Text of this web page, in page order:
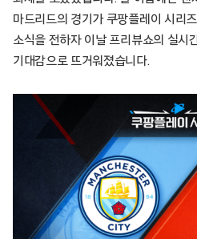
마드리드의 경기가 쿠팡플레이 시리
소식을 전하자 이날 프리뷰쇼의 실시
기대감으로 뜨거워졌습니다.